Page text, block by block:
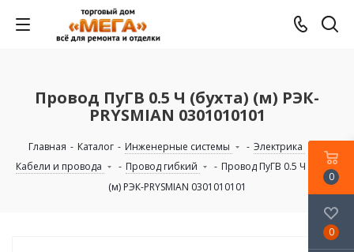
Провод ПуГВ 0.5 Ч (бухта) (м) РЭК-
PRYSMIAN 0301010101
Главная - Каталог - Инженерные системы - Электрика
Кабели и провода
- Провод гибкий - Провод ПуГВ 0.5 Ч (бухта)
(м) РЭК-PRYSMIAN 0301010101
0
0